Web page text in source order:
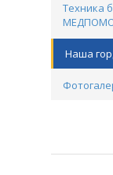
Техника
Наша